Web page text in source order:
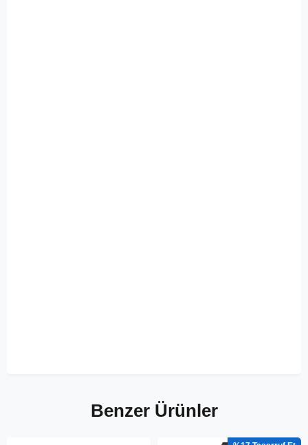
Benzer Ürünler